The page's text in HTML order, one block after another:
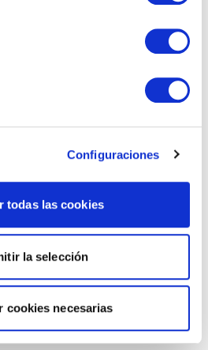
Configuraciones
todas las cookies
la selección
cookies necesarias